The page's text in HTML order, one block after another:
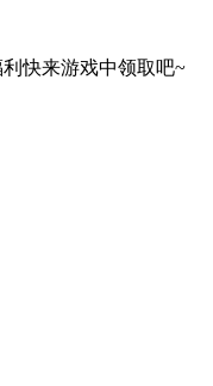
快来游戏中领取吧~